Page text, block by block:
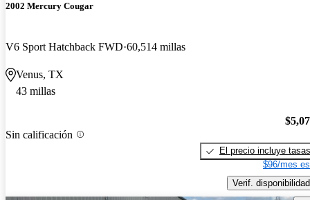
2002 Mercury Cougar
V6 Sport Hatchback FWD 60,514 millas
Venus, TX
43 millas
Sin calificación
El precio incluye tasas
$96/mes
Verif. disponibilidad